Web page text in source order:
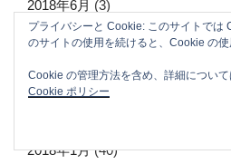
2018年6月 (3)
2018年4月(20)
2018年3月(8)
2018年1月(40)
プライバシーと Cookie: このサイトでは
のサイトの使用を続けると、Cookie の使
Cookie の管理方法を含め、詳細につい
Cookie ポリシー